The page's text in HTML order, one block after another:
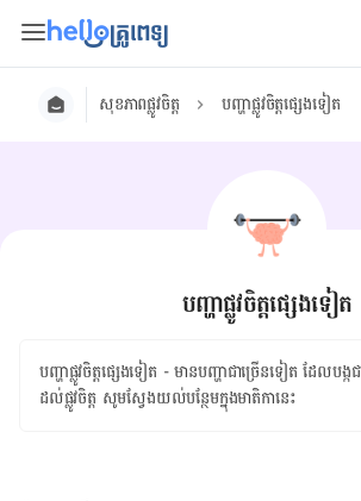
សុខភាពផ្លូវចិត្ត បញ្ហាផ្លូវចិត្តផ្សេងទៀត
បញ្ហាផ្លូវចិត្តផ្សេងទៀត
បញ្ហា​ផ្លូវចិត្ត​ផ្សេងទៀត - មាន​បញ្ហា​ជា​ច្រើន​ទៀត ដែល​បង្ក​
ដល់​ផ្លូវចិត្ត សូមស្វែងយល់​បន្ថែម​ក្នុង​មាតិកា​នេះ